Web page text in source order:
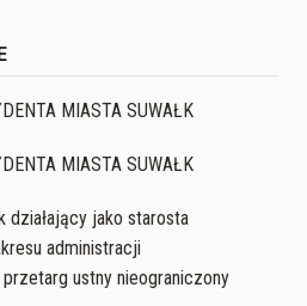
MIASTA SUWAŁK
MIASTA SUWAŁK
działający jako starosta
administracji
ustny nieograniczony